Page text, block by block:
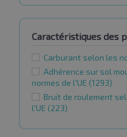
Caractéristiques des
Carburant selon les
Adhérence sur sol
normes de l'UE (1293)
Bruit de roulement
l'UE (223)